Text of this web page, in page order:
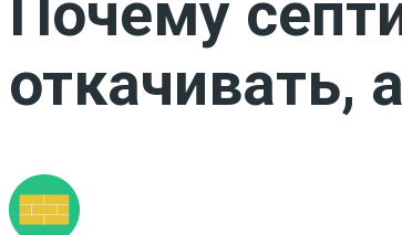
откачивать,